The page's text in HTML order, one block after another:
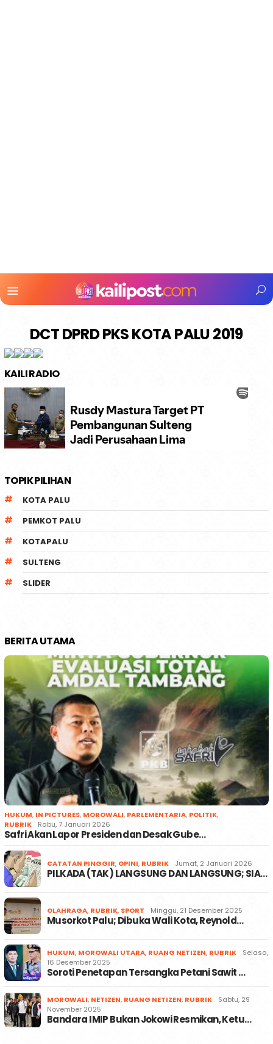
Mobile
DCT DPRD PKS KOTA PALU 2019
KAILI RADIO
TOPIK PILIHAN
KOTA PALU
PEMKOT PALU
KOTAPALU
SULTENG
SLIDER
BERITA UTAMA
HUKUM, IN PICTURES, MOROWALI, PARLEMENTARIA, POLITIK,
RUBRIK
Rabu, 7 Januari 2026
Safri Akan Lapor Presiden dan Desak Gube…
CATATAN PINGGIR, OPINI, RUBRIK Jumat, 2 Januari 2026
PILKADA (TAK) LANGSUNG DAN LANGSUNG; SIA…
OLAHRAGA, RUBRIK, SPORT Minggu, 21 Desember 2025
Musorkot Palu; Dibuka Wali Kota, Reynold…
HUKUM, MOROWALI UTARA, RUANG NETIZEN, RUBRIK
Selasa,
16 Desember 2025
Soroti Penetapan Tersangka Petani Sawit …
MOROWALI, NETIZEN, RUANG NETIZEN, RUBRIK
Sabtu, 29
November 2025
Bandara IMIP Bukan Jokowi Resmikan, Ketu…